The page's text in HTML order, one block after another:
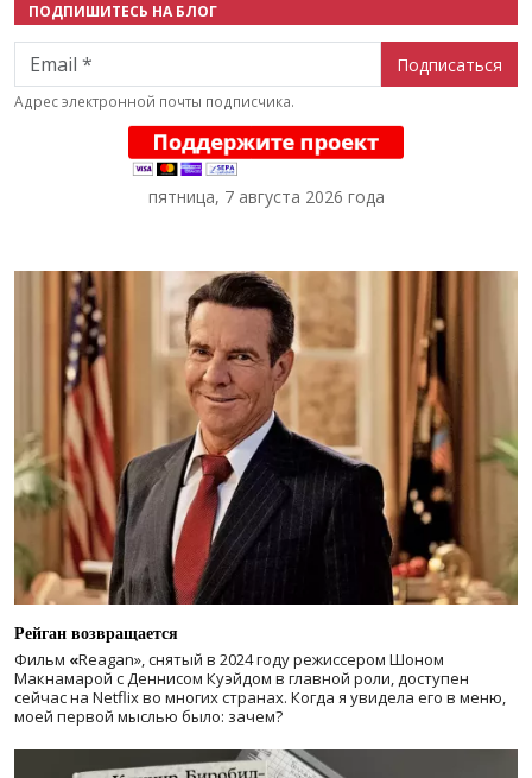
ПОДПИШИТЕСЬ НА БЛОГ
Email
Адрес электронной почты подписчика.
пятница, 7 августа 2026 года
Рейган возвращается
Фильм «Reagan», снятый в 2024 годурежиссером Шоном
Макнамарой с Деннисом Куэйдом в главной роли, доступен
сейчас на Netflix во многих странах. Когда я увидела его в меню,
моей первой мыслью было: зачем?